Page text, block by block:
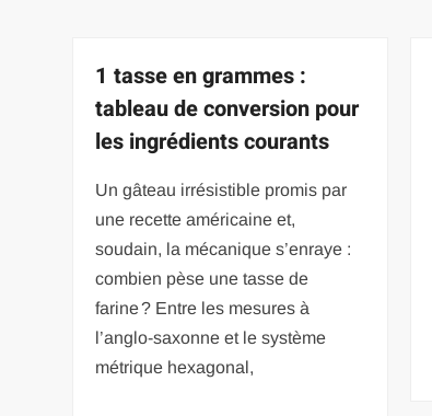
1 tasse en grammes :
tableau de conversion pour
les ingrédients courants
Un gâteau irrésistible promis par
une recette américaine et,
soudain, la mécanique s’enraye :
combien pèse une tasse de
farine ? Entre les mesures à
l’anglo-saxonne et le système
métrique hexagonal,